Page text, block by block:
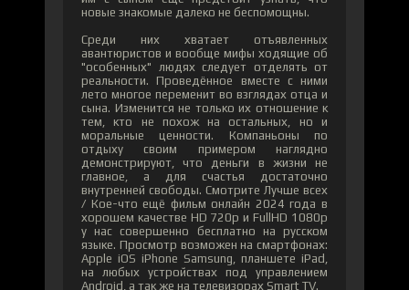
новые знакомые далеко не беспомощны.
Среди них хватает отъявленных
авантюристов и вообще мифы ходящие об
"особенных" людях следует отделять от
реальности. Проведённое вместе с ними
лето многое переменит во взглядах отца и
сына. Изменится не только их отношение к
тем, кто не похож на остальных, но и
моральные ценности. Компаньоны по
отдыху своим примером наглядно
демонстрируют, что деньги в жизни не
главное, а для счастья достаточно
внутренней свободы. Смотрите Лучше всех
/ Кое-что ещё фильм онлайн 2024 года в
хорошем качестве HD 720p и FullHD 1080p
у нас совершенно бесплатно на русском
языке. Просмотр возможен на смартфонах:
Apple iOS iPhone Samsung, планшете iPad,
на любых устройствах под управлением
Android, а так же на телевизорах Smart TV.